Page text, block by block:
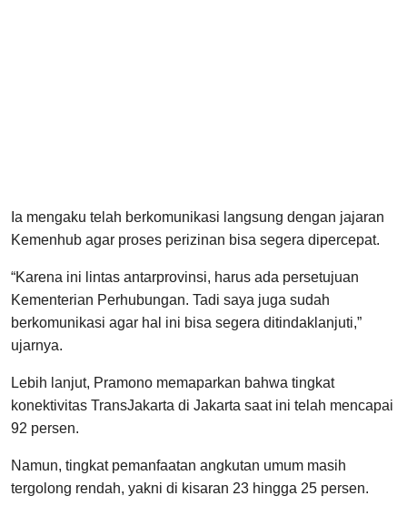
Ia mengaku telah berkomunikasi langsung dengan jajaran
Kemenhub agar proses perizinan bisa segera dipercepat.
“Karena ini lintas antarprovinsi, harus ada persetujuan
Kementerian Perhubungan. Tadi saya juga sudah
berkomunikasi agar hal ini bisa segera ditindaklanjuti,”
ujarnya.
Lebih lanjut, Pramono memaparkan bahwa tingkat
konektivitas TransJakarta di Jakarta saat ini telah mencapai
92 persen.
Namun, tingkat pemanfaatan angkutan umum masih
tergolong rendah, yakni di kisaran 23 hingga 25 persen.